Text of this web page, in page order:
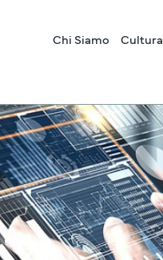
Chi Siamo Cultura